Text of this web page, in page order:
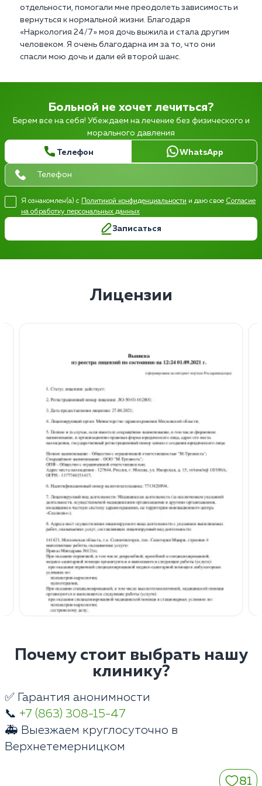
отдельности, помогали мне преодолеть зависимость и
вернуться к нормальной жизни. Благодаря
«Наркология 24/7» моя дочь выжила и стала другим
человеком. Я очень благодарна им за то, что они
спасли мою дочь и дали ей второй шанс.
Больной не хочет лечиться?
Берем все на себя! Убеждаем на лечение без физического и
морального давления
Телефон WhatsApp
Я ознакомлен(а) с Политикой конфиденциальности и даю свое Согласие
на обработку персональных данных
Записаться
Лицензии
Почему стоит выбрать нашу
клинику?
✅ Гарантия анонимности
📞 +7 (863) 308-15-47
🚑 Выезжаем круглосуточно в
Верхнетемерницком
81